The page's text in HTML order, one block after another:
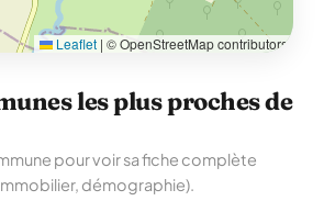
Leaflet | © OpenStreetMap contributors
les plus proches de
pour voir sa fiche complète
démographie).